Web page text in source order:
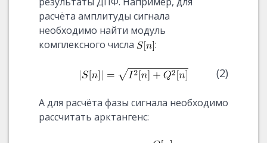
расчёта амплитуды сигнала
необходимо найти модуль
комплексного числа
:
(2)
А для расчёта фазы сигнала необходимо
рассчитать арктангенс: